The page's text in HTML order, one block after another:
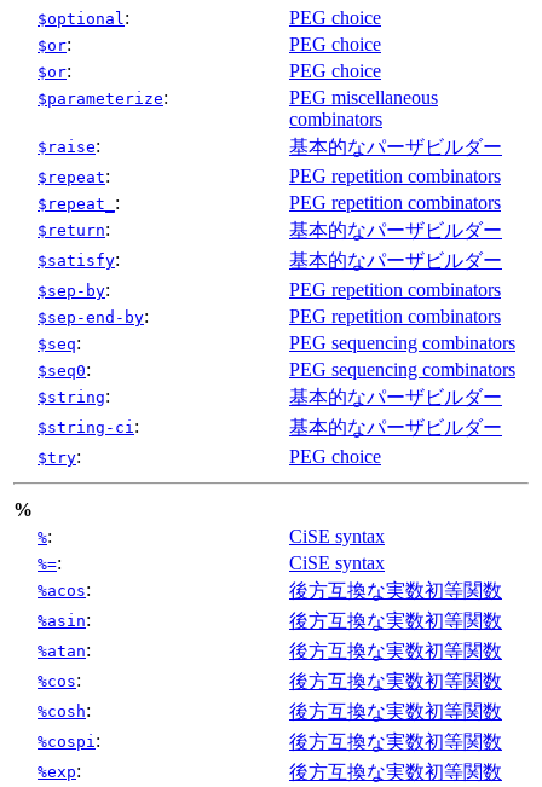
$optional : PEG choice
$or: PEG choice
$or: PEG choice
$parameterize:
PEG miscellaneous
combinators
$raise: 基本的なパーザビルダー
$repeat: PEG repetition combinators
$repeat_ : PEG repetition combinators
$return: 基本的なパーザビルダー
$satisfy: 基本的なパーザビルダー
$sep-by: PEG repetition combinators
$sep-end-by: PEG repetition combinators
$seq: PEG sequencing combinators
$seq0: PEG sequencing combinators
$string: 基本的なパーザビルダー
$string-ci : 基本的なパーザビルダー
$try: PEG choice
%
%: CiSE syntax
%=: CiSE syntax
%acos: 後方互換な実数初等関数
%asin: 後方互換な実数初等関数
%atan: 後方互換な実数初等関数
%cos: 後方互換な実数初等関数
%cosh: 後方互換な実数初等関数
%cospi : 後方互換な実数初等関数
%exp: 後方互換な実数初等関数